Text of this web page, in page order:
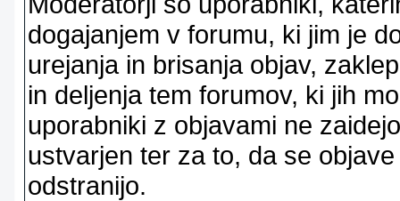
dogajanjem v forumu, ki jim je
urejanja in brisanja objav,
in deljenja tem forumov, ki jih
uporabniki z objavami ne
ustvarjen ter za to, da se
odstranijo.